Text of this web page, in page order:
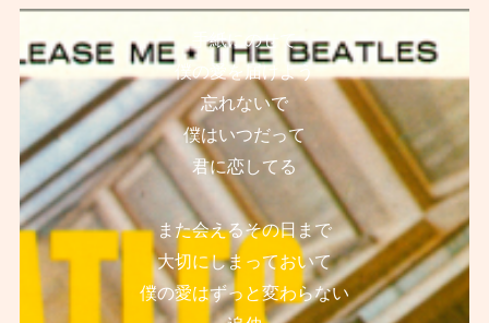
手紙にのせて
僕の愛を届けよう
忘れないで
僕はいつだって
君に恋してる
また会えるその日まで
大切にしまっておいて
僕の愛はずっと変わらない